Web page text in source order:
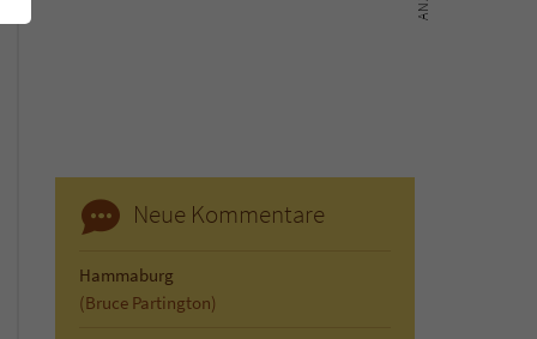
Neue Kommentare
Hammaburg
(Bruce Partington)